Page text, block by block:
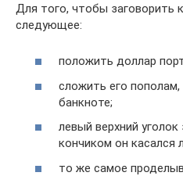
Для того, чтобы заговорить
следующее:
положить доллар
сложить его
банкноте;
левый верхний
кончиком он касался
то же самое